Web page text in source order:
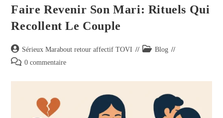
Faire Revenir Son Mari: Rituels Qui
Recollent Le Couple
Sérieux Marabout retour affectif TOVI
Blog
0 commentaire